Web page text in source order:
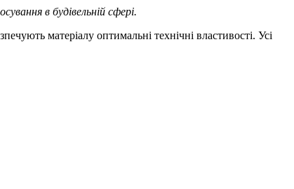
в будівельній сфері.
матеріалу оптимальні технічні властивості. Усі